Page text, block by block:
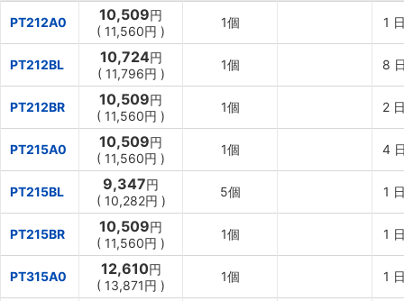
PT212A0 10,509円
( 11,560円 )
1個 1
PT212BL 10,724円
( 11,796円 )
1個 8
PT212BR 10,509円
( 11,560円 )
1個 2
PT215A0 10,509円
( 11,560円 )
1個 4
PT215BL 9,347円
( 10,282円 )
5個 1
PT215BR 10,509円
( 11,560円 )
1個 1
PT315A0 12,610円
( 13,871円 )
1個 1